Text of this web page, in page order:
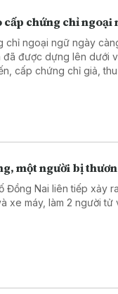
chứng chỉ ngoại
chỉ ngoại ngữ ngày
được dựng lên dưới
cấp chứng chỉ giả,
một người bị
Đồng Nai liên tiếp xảy
xe máy, làm 2 người tử